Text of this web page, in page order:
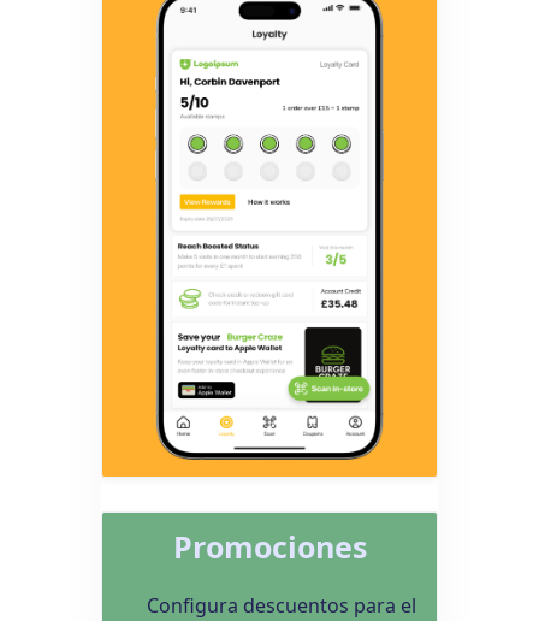
Promociones
Configura descuentos para el